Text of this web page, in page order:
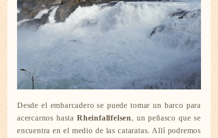
Desde el embarcadero se puede tomar un barco para
acercarnos hasta Rheinfallfelsen, un peñasco que se
encuentra en el medio de las cataratas. Allí podremos